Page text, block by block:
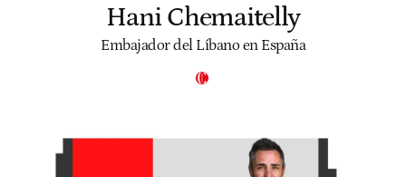
Hani Chemaitelly
Embajador del Líbano en España